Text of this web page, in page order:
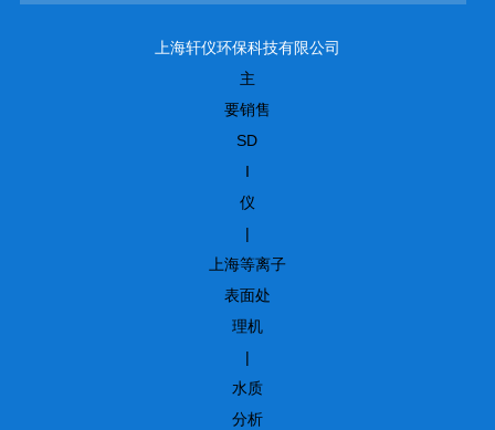
上海轩仪环保科技有限公司
主
要销售
SD
I
仪
|
上海等离子
表面处
理机
|
水质
分析